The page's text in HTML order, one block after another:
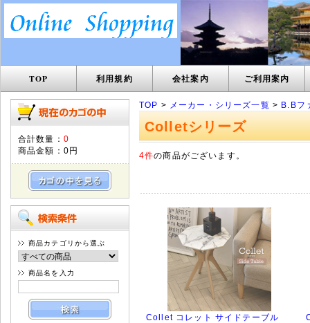
TOP 利用規約 会社案内 ご利用案内
合計数量： 0
商品金額： 0円
商品カテゴリから選ぶ
商品名を入力
TOP > メーカー・シリーズ一覧 > B.Bフ
Colletシリーズ
4件の商品がございます。
Collet コレット サイドテーブル